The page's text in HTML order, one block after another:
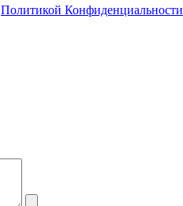
Политикой Конфиденциальности